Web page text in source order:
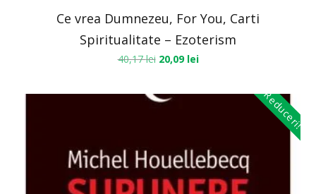
Ce vrea Dumnezeu, For You, Carti
Spiritualitate – Ezoterism
40,17lei 20,09 lei
Reduceri!